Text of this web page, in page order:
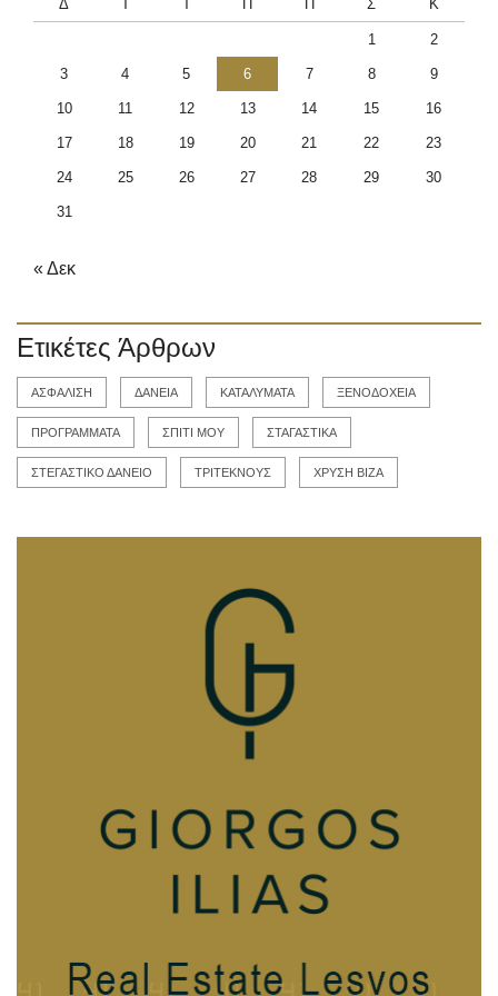
Δ Σ Κ
1 2
3 4 5 6 7 8 9
10 11 12 13 14 15 16
17 18 19 20 21 22 23
24 25 26 27 28 29 30
31
« Δεκ
Ετικέτες Άρθρων
ΑΣΦΑΛΙΣΗ ΔΑΝΕΙΑ ΚΑΤΑΛΥΜΑΤΑ ΞΕΝΟΔΟΧΕΙΑ
ΠΡΟΓΡΑΜΜΑΤΑ ΣΠΙΤΙ ΜΟΥ ΣΤΑΓΑΣΤΙΚΑ
ΣΤΕΓΑΣΤΙΚΟ ΔΑΝΕΙΟ ΤΡΙΤΕΚΝΟΥΣ ΧΡΥΣΗ ΒΙΖΑ